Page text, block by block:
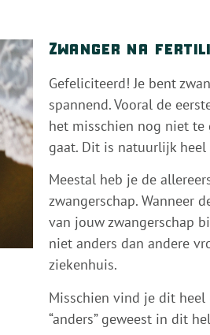
Zwanger na
Gefeliciteerd! Je bent
spannend. Vooral de
het misschien nog niet
gaat. Dit is natuurlijk
Meestal heb je de
zwangerschap. Wanneer
van jouw zwangerschap
niet anders dan andere
ziekenhuis.
Misschien vind je dit heel
“anders” geweest in dit